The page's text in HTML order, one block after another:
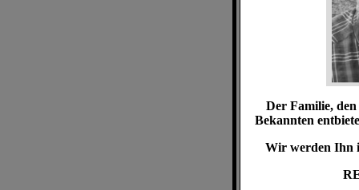
Der Familie,
Bekannten
Wir werden Ihn